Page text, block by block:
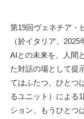
第19回ヴェネチア・
（於イタリア、
AIとの未来を、人間
た対話の場として提
てはふたつ、ひとつ
るユニット）による
ション、もうひとつ